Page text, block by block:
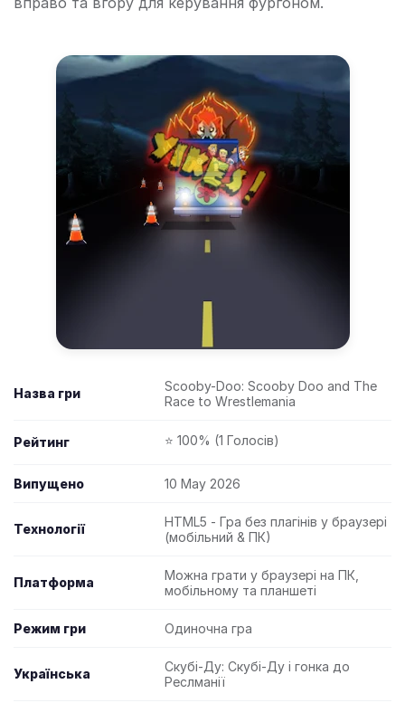
Назва гри
Scooby-Doo: Scooby Doo and The
Race to Wrestlemania
Рейтинг ⭐ 100% (1 Голосів)
Випущено 10 May 2026
Технології
HTML5 - Гра без плагінів у браузері
(мобільний & ПК)
Платформа
Можна грати у браузері на ПК,
мобільному та планшеті
Режим гри Одиночна гра
Українська
Скубі-Ду: Скубі-Ду і гонка до
Реслманії